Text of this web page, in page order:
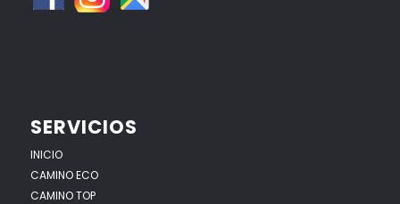
SERVICIOS
INICIO
CAMINO ECO
CAMINO TOP